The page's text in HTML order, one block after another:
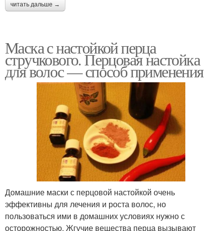
читать дальше →
Маска с настойкой перца
стручкового. Перцовая настойка
для волос — способ применения
Домашние маски с перцовой настойкой очень
эффективны для лечения и роста волос, но
пользоваться ими в домашних условиях нужно с
осторожностью. Жгучие вещества перца вызывают